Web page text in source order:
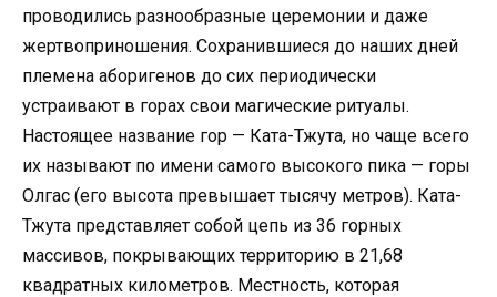
проводились разнообразные церемонии и даже
жертвоприношения. Сохранившиеся до наших дней
племена аборигенов до сих периодически
устраивают в горах свои магические ритуалы.
Настоящее название гор — Ката-Тжута, но чаще всего
их называют по имени самого высокого пика — горы
Олгас (его высота превышает тысячу метров). Ката-
Тжута представляет собой цепь из 36 горных
массивов, покрывающих территорию в 21,68
квадратных километров. Местность, которая